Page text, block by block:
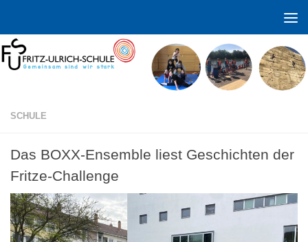
SCHULE
Das BOXX-Ensemble liest Geschichten der
Fritze-Challenge